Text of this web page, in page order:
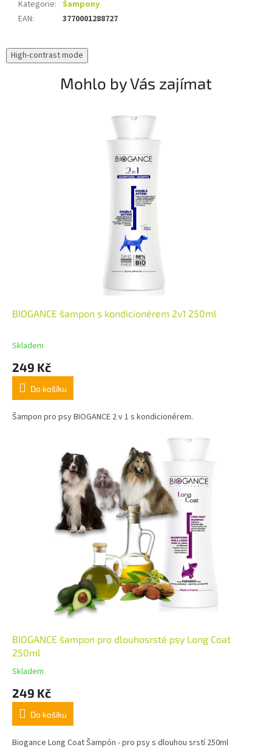
Kategorie: Šampony
EAN: 3770001288727
High-contrast mode
Mohlo by Vás zajímat
BIOGANCE šampon s kondicionérem 2v1 250ml
Skladem
249 Kč
Do košíku
Šampon pro psy BIOGANCE 2 v 1 s kondicionérem.
BIOGANCE šampon pro dlouhosrsté psy Long Coat
250ml
Skladem
249 Kč
Do košíku
Biogance Long Coat Šampón - pro psy s dlouhou srstí 250ml